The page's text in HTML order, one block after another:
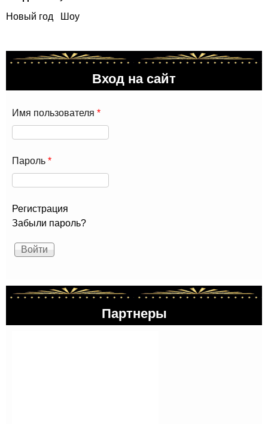
Новый год
Шоу
Вход на сайт
Имя пользователя *
Пароль *
Регистрация
Забыли пароль?
Партнеры